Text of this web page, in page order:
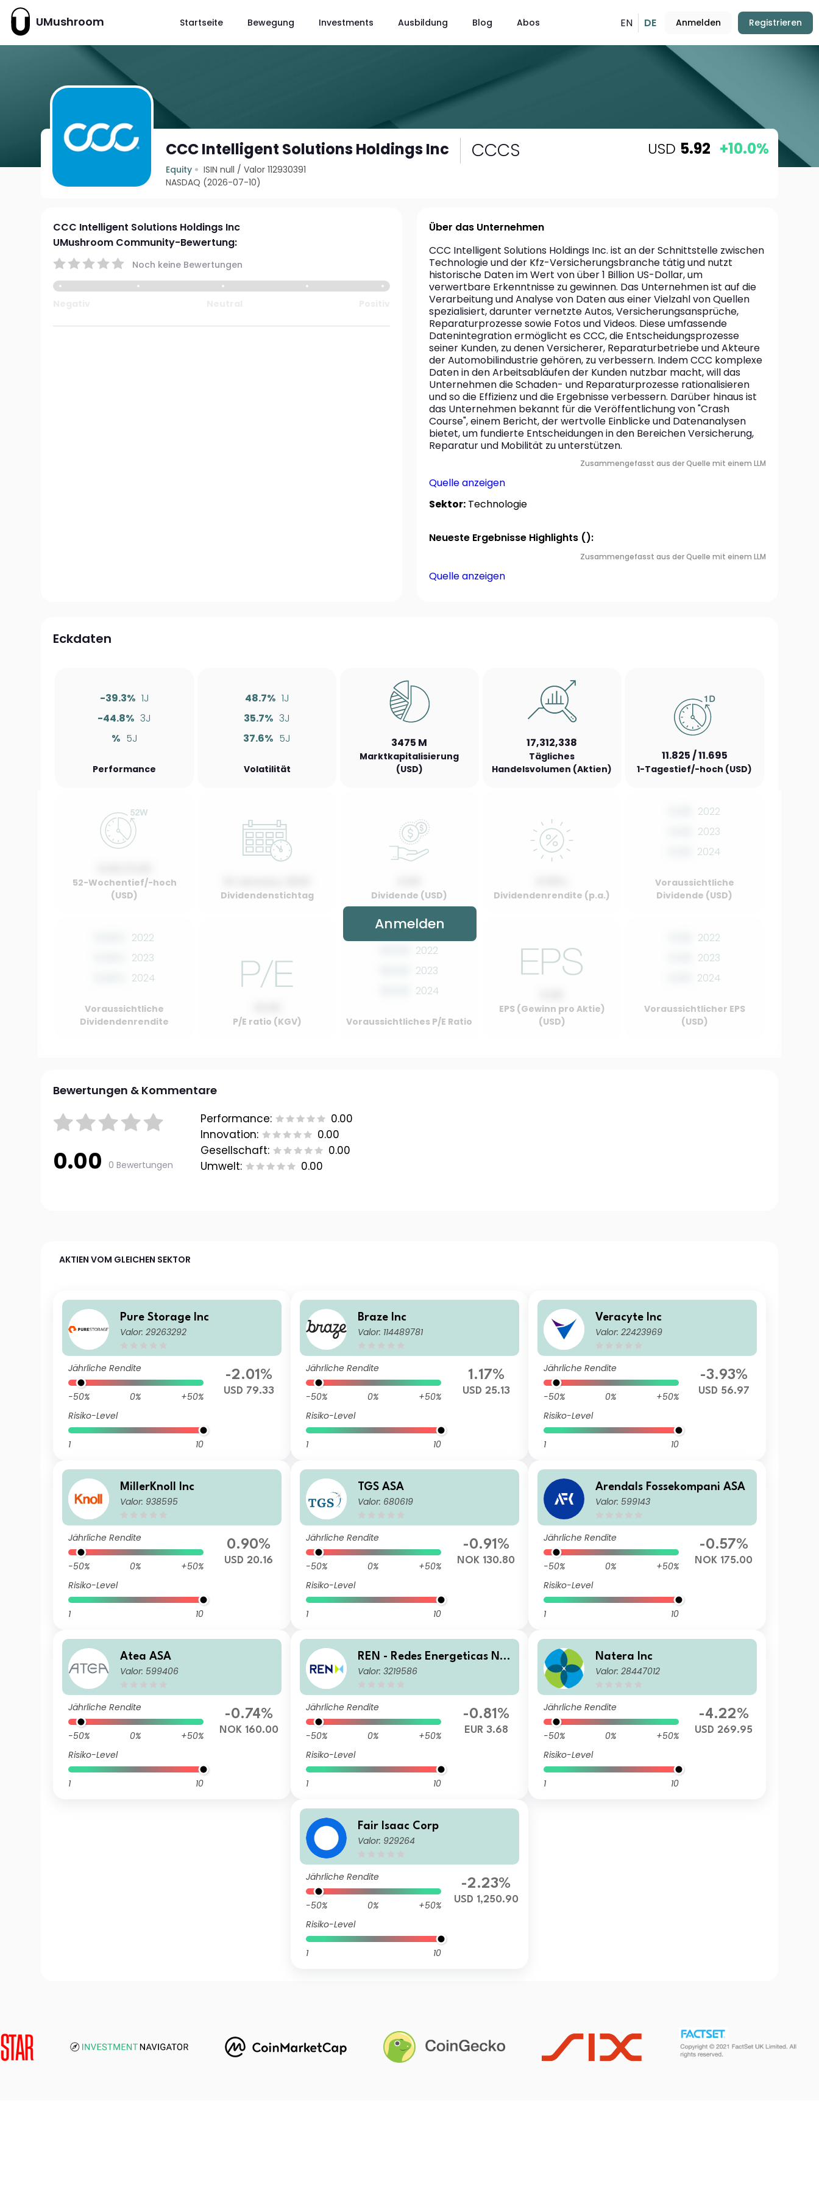
UMushroom Startseite Bewegung Investments Ausbildung Blog Abos EN DE Anmelden Registrieren
CCC Intelligent Solutions Holdings Inc CCCS
Equity ISIN null /Valor 112930391
NASDAQ (2026-07-10)
USD 5.92 +10.0%
CCC Intelligent Solutions Holdings Inc
UMushroom Community-Bewertung:
Noch keine Bewertungen
Über das Unternehmen
CCC Intelligent Solutions Holdings Inc. ist an der Schnittstelle zwischen
Technologie und der Kfz-Versicherungsbranche tätig und nutzt
historische Daten im Wert von über 1 Billion US-Dollar, um
verwertbare Erkenntnisse zu gewinnen. Das Unternehmen ist auf die
Verarbeitung und Analyse von Daten aus einer Vielzahl von Quellen
spezialisiert, darunter vernetzte Autos, Versicherungsansprüche,
Reparaturprozesse sowie Fotos und Videos. Diese umfassende
Datenintegration ermöglicht es CCC, die Entscheidungsprozesse
seiner Kunden, zu denen Versicherer, Reparaturbetriebe und Akteure
der Automobilindustrie gehören, zu verbessern. Indem CCC komplexe
Daten in den Arbeitsabläufen der Kunden nutzbar macht, will das
Unternehmen die Schaden- und Reparaturprozesse rationalisieren
und so die Effizienz und die Ergebnisse verbessern. Darüber hinaus ist
das Unternehmen bekannt für die Veröffentlichung von "Crash
Course", einem Bericht, der wertvolle Einblicke und Datenanalysen
bietet, um fundierte Entscheidungen in den Bereichen Versicherung,
Reparatur und Mobilität zu unterstützen.
Zusammengefasst aus der Quelle mit einem LLM
Quelle anzeigen
Sektor: Technologie
Neueste Ergebnisse Highlights ():
Zusammengefasst aus der Quelle mit einem LLM
Quelle anzeigen
Eckdaten
-39.3% 1J
-44.8% 3J
% 5J
Performance
48.7% 1J
35.7% 3J
37.6% 5J
Volatilität
3475 M
Marktkapitalisierung
(USD)
17,312,338
Tägliches
Handelsvolumen (Aktien)
11.825 / 11.695
1-Tagestief/-hoch (USD)
52-Wochentief/-hoch
(USD)
Dividendenstichtag Dividende (USD) Dividendenrendite (p.a.)
2022
2023
2024
Voraussichtliche
Dividende (USD)
2022
2023
2024
Voraussichtliche
Dividendenrendite
P/E ratio (KGV)
2022
2023
2024
Voraussichtliches P/E Ratio
EPS (Gewinn pro Aktie)
(USD)
2022
2023
2024
Voraussichtlicher EPS
(USD)
Anmelden
Bewertungen & Kommentare
0.00 0 Bewertungen
Performance:
0.00
Innovation:
0.00
Gesellschaft:
0.00
Umwelt:
0.00
AKTIEN VOM GLEICHEN SEKTOR
Pure Storage Inc
Valor: 29263292
Jährliche Rendite
-50% 0%
+50%
Risiko-Level
1 10
-2.01%
USD 79.33
Braze Inc
Valor: 114489781
Jährliche Rendite
-50% 0%
+50%
Risiko-Level
1 10
1.17%
USD 25.13
Veracyte Inc
Valor: 22423969
Jährliche Rendite
-50% 0%
+50%
Risiko-Level
1 10
-3.93%
USD 56.97
MillerKnoll Inc
Valor: 938595
Jährliche Rendite
-50% 0%
+50%
Risiko-Level
1 10
0.90%
USD 20.16
TGS ASA
Valor: 680619
Jährliche Rendite
-50% 0%
+50%
Risiko-Level
1 10
-0.91%
NOK 130.80
Arendals Fossekompani ASA
Valor: 599143
Jährliche Rendite
-50% 0%
+50%
Risiko-Level
1 10
-0.57%
NOK 175.00
Atea ASA
Valor: 599406
Jährliche Rendite
-50% 0%
+50%
Risiko-Level
1 10
-0.74%
NOK 160.00
REN - Redes Energeticas Nac
ionais SGPS, SA
Valor: 3219586
Jährliche Rendite
-50% 0%
+50%
Risiko-Level
1 10
-0.81%
EUR 3.68
Natera Inc
Valor: 28447012
Jährliche Rendite
-50% 0%
+50%
Risiko-Level
1 10
-4.22%
USD 269.95
Fair Isaac Corp
Valor: 929264
Jährliche Rendite
-50% 0%
+50%
Risiko-Level
1 10
-2.23%
USD 1,250.90